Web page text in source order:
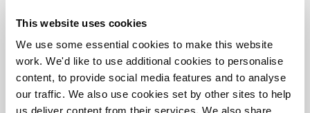
This website uses cookies
We use some essential cookies to make this website
work. We'd like to use additional cookies to personalise
content, to provide social media features and to analyse
our traffic. We also use cookies set by other sites to help
us deliver content from their services. We also share
dem Entschlüsseln von
Werkstoffspezifikationen und Finden der korrekten
Güteklasse für spezifische Anwendungen,
dem Finden von Äquivalenzen für ausländische
Metalle und Vergleichen von Alternativen